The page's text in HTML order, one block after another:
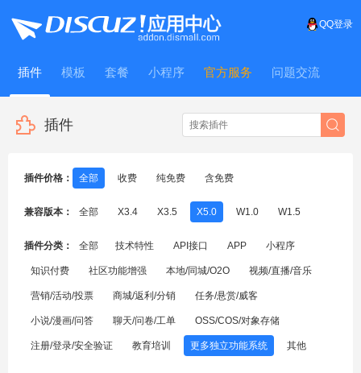
QQ登录
插件 模板 套餐 小程序 官方服务 问题交流
WitFrame
插件
插件价格： 全部 收费 纯免费 含免费
兼容版本： 全部 X3.4 X3.5 X5.0 W1.0 W1.5
插件分类： 全部 技术特性 API接口 APP 小程序
知识付费 社区功能增强 本地/同城/O2O 视频/直播/音乐
营销/活动/投票 商城/返利/分销 任务/悬赏/威客
小说/漫画/问答 聊天/问卷/工单 OSS/COS/对象存储
注册/登录/安全验证 教育培训 更多独立功能系统 其他